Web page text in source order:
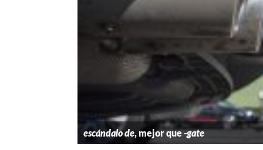
escándalo de, mejor que-gate